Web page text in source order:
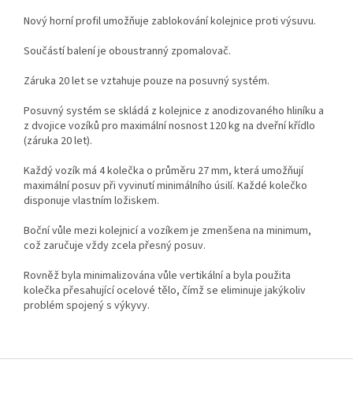
Nový horní profil umožňuje zablokování kolejnice proti výsuvu.
Součástí balení je oboustranný zpomalovač.
Záruka 20 let se vztahuje pouze na posuvný systém.
Posuvný systém se skládá z kolejnice z anodizovaného hliníku a
z dvojice vozíků pro maximální nosnost 120 kg na dveřní křídlo
(záruka 20 let).
Každý vozík má 4 kolečka o průměru 27 mm, která umožňují
maximální posuv při vyvinutí minimálního úsilí. Každé kolečko
disponuje vlastním ložiskem.
Boční vůle mezi kolejnicí a vozíkem je zmenšena na minimum,
což zaručuje vždy zcela přesný posuv.
Rovněž byla minimalizována vůle vertikální a byla použita
kolečka přesahující ocelové tělo, čímž se eliminuje jakýkoliv
problém spojený s výkyvy.